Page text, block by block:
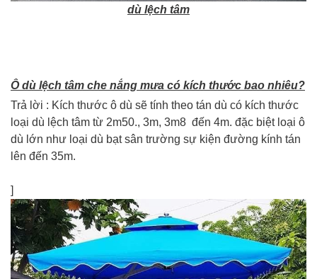
dù lệch tâm
Ô dù lệch tâm che nắng mưa có kích thước bao nhiêu?
Trả lời : Kích thước ô dù sẽ tính theo tán dù có kích thước
loại dù lệch tâm từ 2m50., 3m, 3m8 đến 4m. đặc biệt loại ô
dù lớn như loại dù bạt sân trường sự kiện đường kính tán
lên đến 35m.
]